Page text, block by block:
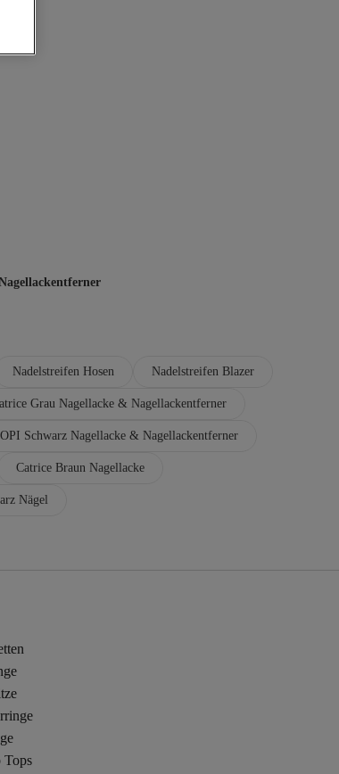
Nadelstreifen Hosen Nadelstreifen Blazer
Grau Nagellacke & Nagellackentferner
OPI Schwarz Nagellacke & Nagellackentferner
Catrice Braun Nagellacke
Nägel
Tops